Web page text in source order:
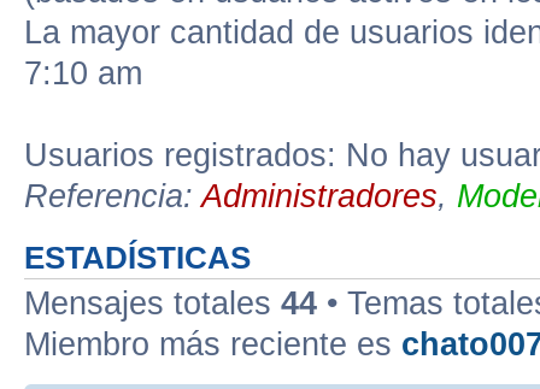
La mayor cantidad de usuarios
7:10 am
Usuarios registrados: No hay
Referencia:Administradores,
ESTADÍSTICAS
Mensajes totales 44 • Temas
Miembro más reciente es